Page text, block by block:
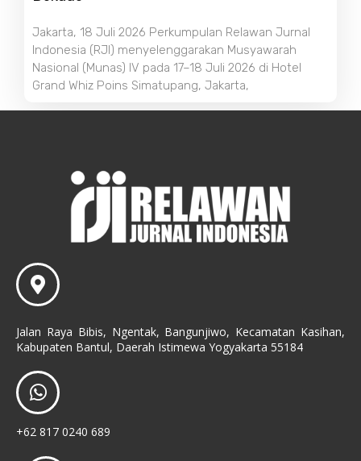
Jakarta, 18 Juli 2026 Perkumpulan Relawan Jurnal
Indonesia (RJI) menyelenggarakan Musyawarah
Nasional (Munas) IV pada 17–18 Juli 2026 di Hotel
Grand Whiz Poins Simatupang, Jakarta,
Jalan Raya Bibis, Ngentak, Bangunjiwo, Kecamatan Kasihan,
Kabupaten Bantul, Daerah Istimewa Yogyakarta 55184
+62 817 0240 689